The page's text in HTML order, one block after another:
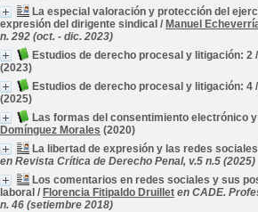
La especial valoración y protección del
expresión del dirigente sindical / Manuel
n. 292 (oct. - dic. 2023)
Estudios de derecho procesal y litigación: 2 /
(2023)
Estudios de derecho procesal y litigación: 4 /
(2025)
Las formas del consentimiento electrónico
Domínguez Morales (2020)
La libertad de expresión y las redes sociales
en Revista Crítica de Derecho Penal, v.5 n.5 (2025)
Los comentarios en redes sociales y sus
laboral / Florencia Fitipaldo Druillet en CADE.
n. 46 (setiembre 2018)